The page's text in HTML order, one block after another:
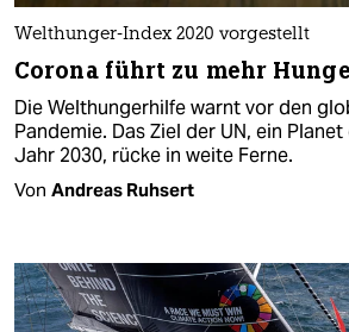
Welthunger-Index 2020 vorgestellt
Corona führt zu mehr
Die Welthungerhilfe warnt vor den
Pandemie. Das Ziel der UN, ein
Jahr 2030, rücke in weite Ferne.
Von Andreas Ruhsert